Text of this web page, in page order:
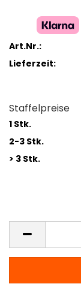
Art.Nr.:
Lieferzeit:
Staffelpreise
1 Stk.
2-3 Stk.
> 3 Stk.